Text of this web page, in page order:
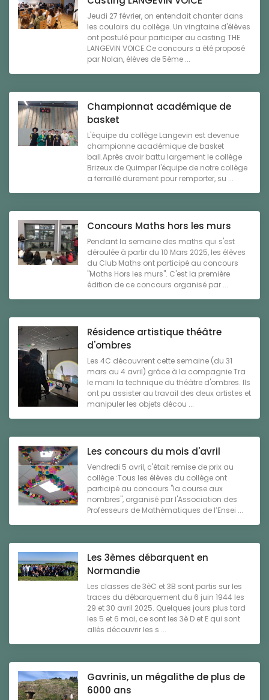
Jeudi 27 février, on entendait chanter dans
les couloirs du collège. Un vingtaine d'élèves
ont postulé pour participer au casting THE
LANGEVIN VOICE.Ce concours a été proposé
par Nolan, élèves de 5ème ...
Championnat académique de
basket
L'équipe du collège Langevin est devenue
championne académique de basket
ball.Après avoir battu largement le collège
Brizeux de Quimper l'équipe de notre collège
a ferraillé durement pour remporter, su ...
Concours Maths hors les murs
Pendant la semaine des maths qui s'est
déroulée à partir du 10 Mars 2025, les élèves
du Club Maths ont participé au concours
"Maths Hors les murs". C'est la première
édition de ce concours organisé par ...
Résidence artistique théâtre
d'ombres
Les 4C découvrent cette semaine (du 31
mars au 4 avril) grâce à la compagnie Tra
le mani la technique du théâtre d'ombres. Ils
ont pu assister au travail des deux artistes et
manipuler les objets décou ...
Les concours du mois d'avril
Vendredi 5 avril, c'était remise de prix au
collège :Tous les élèves du collège ont
participé au concours "la course aux
nombres", organisé par l'Association des
Professeurs de Mathématiques de l’Ensei ...
Les 3èmes débarquent en
Normandie
Les classes de 3èC et 3B sont partis sur les
traces du débarquement du 6 juin 1944 les
29 et 30 avril 2025. Quelques jours plus tard
les 5 et 6 mai, ce sont les 3è D et E qui sont
allés découvrir les s ...
Gavrinis, un mégalithe de plus de
6000 ans